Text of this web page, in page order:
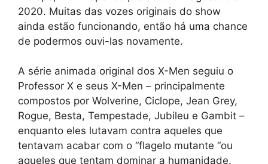
2020. Muitas das vozes originais do show
ainda estão funcionando, então há uma chance
de podermos ouvi-las novamente.
A série animada original dos X-Men seguiu o
Professor X e seus X-Men – principalmente
compostos por Wolverine, Ciclope, Jean Grey,
Rogue, Besta, Tempestade, Jubileu e Gambit –
enquanto eles lutavam contra aqueles que
tentavam acabar com o “flagelo mutante “ou
aqueles que tentam dominar a humanidade.